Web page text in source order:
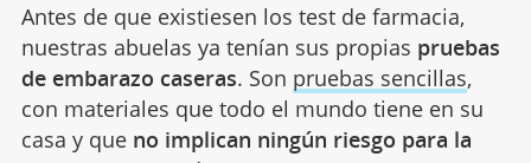
Antes de que existiesen los test de farmacia,
nuestras abuelas ya tenían sus propias pruebas
de embarazo caseras. Son pruebas sencillas,
con materiales que todo el mundo tiene en su
casa y que no implican ningún riesgo para la